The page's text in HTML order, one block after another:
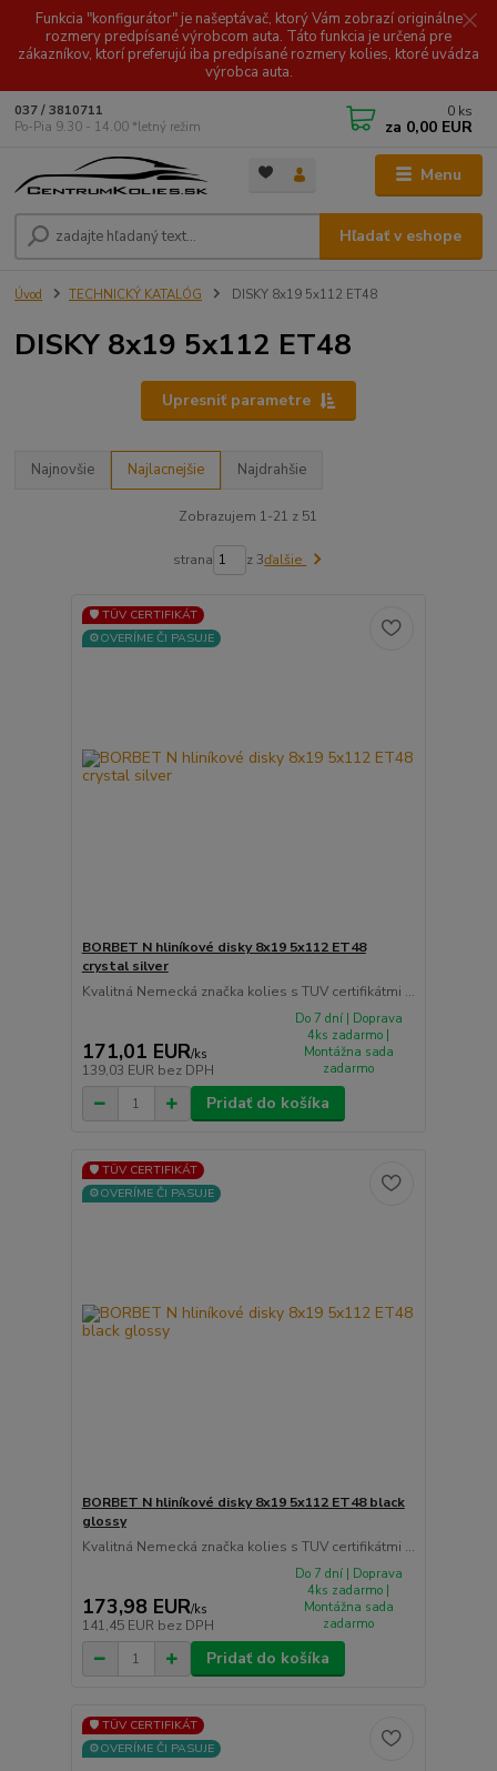
Funkcia "konfigurátor" je našeptávač, ktorý Vám zobrazí originálne
rozmery predpísané výrobcom auta. Táto funkcia je určená pre
zákazníkov, ktorí preferujú iba predpísané rozmery kolies, ktoré uvádza
výrobca auta.
Menu
Hľadať v eshope
037 / 3810711
Po-Pia 9.30 - 14.00 *letný režim
0 ks
za 0,00 EUR
Úvod TECHNICKÝ KATALÓG DISKY 8x19 5x112 ET48
DISKY 8x19 5x112 ET48
Upresniť parametre
Najnovšie Najlacnejšie Najdrahšie
Zobrazujem 1-21 z 51
strana z 3ďalšie
🛡️ TÜV CERTIFIKÁT
⚙️OVERÍME ČI PASUJE
BORBET N hliníkové disky 8x19 5x112 ET48
crystal silver
Kvalitná Nemecká značka kolies s TUV certifikátmi ...
171,01 EUR/ks
139,03 EUR bez DPH
Do 7 dní | Doprava
4ks zadarmo |
Montážna sada
zadarmo
Pridať do košíka
🛡️ TÜV CERTIFIKÁT
⚙️OVERÍME ČI PASUJE
BORBET N hliníkové disky 8x19 5x112 ET48 black
glossy
Kvalitná Nemecká značka kolies s TUV certifikátmi ...
173,98 EUR/ks
141,45 EUR bez DPH
Do 7 dní | Doprava
4ks zadarmo |
Montážna sada
zadarmo
Pridať do košíka
🛡️ TÜV CERTIFIKÁT
⚙️OVERÍME ČI PASUJE